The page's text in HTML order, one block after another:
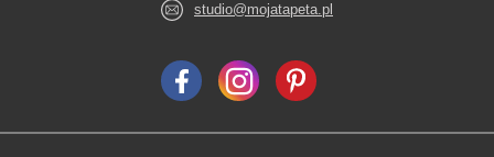
studio@mojatapeta.pl